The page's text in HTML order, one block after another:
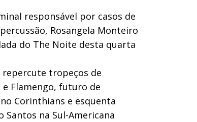
responsável por casos de
Rosangela Monteiro
do The Noite desta quarta
repercute tropeços de
e Flamengo, futuro de
Corinthians e esquenta
Santos na Sul-Americana